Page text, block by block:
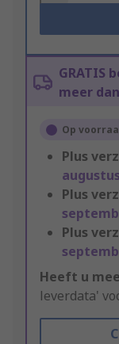
GRATIS
meer
Op
Plus
Plus
Plus
Heeft u
leverdata'